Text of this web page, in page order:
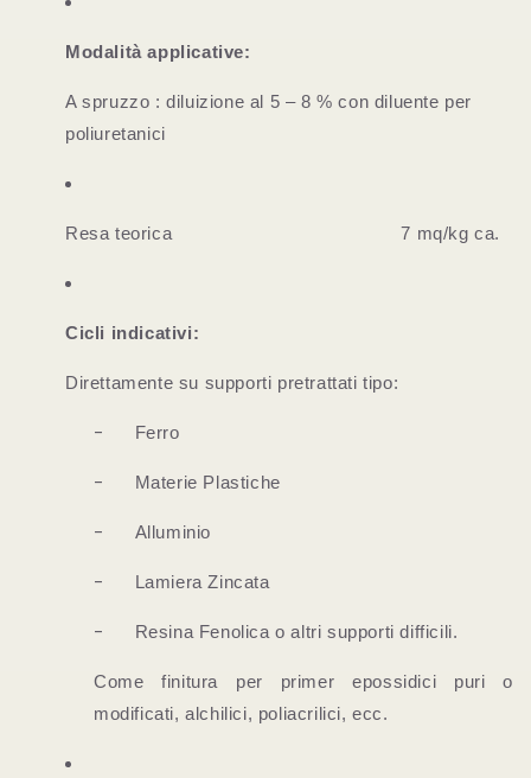
Modalità applicative:
A spruzzo : diluizione al 5 – 8 % con diluente per
poliuretanici
Resa teorica 7 mq/kg ca.
Cicli indicativi:
Direttamente su supporti pretrattati tipo:
- Ferro
- Materie Plastiche
- Alluminio
- Lamiera Zincata
- Resina Fenolica o altri supporti difficili.
Come finitura per primer epossidici puri o
modificati, alchilici, poliacrilici, ecc.